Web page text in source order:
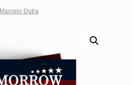
Marcelo Dutra